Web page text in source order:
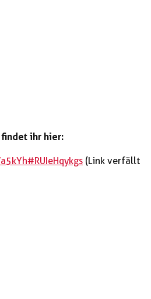
ihr hier:
(Link verfällt